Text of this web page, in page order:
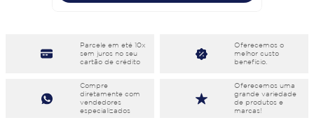
Parcele em eté 10x
sem juros no seu
cartão de crédito
Oferecemos o
melhor custo
benefício.
Compre
diretamente com
vendedores
especializados
Oferecemos uma
grande variedade
de produtos e
marcas!